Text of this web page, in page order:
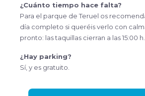
¿Cuánto tiempo hace falta?
Para el parque de Teruel os
día completo si queréis verlo con
pronto: las taquillas cierran a las 15:00 h.
¿Hay parking?
Sí, y es gratuito.